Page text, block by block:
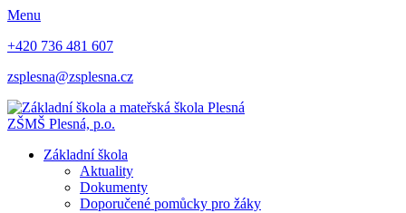
Menu
+420 736 481 607
zsplesna@zsplesna.cz
ZŠMŠ Plesná, p.o.
Základní škola
Aktuality
Dokumenty
Doporučené pomůcky pro žáky